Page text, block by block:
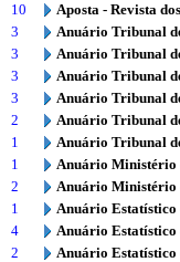
10
Aposta - Revista
3
Anuário Tribunal
3
Anuário Tribunal
3
Anuário Tribunal
3
Anuário Tribunal
2
Anuário Tribunal
1
Anuário Tribunal
1
Anuário Ministério
2
Anuário
1
Anuário Estatístico
4
Anuário Estatístico
2
Anuário Estatístico